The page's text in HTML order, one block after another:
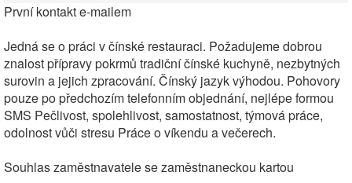
První kontakt e-mailem
Jedná se o práci v čínské restauraci. Požadujeme dobrou
znalost přípravy pokrmů tradiční čínské kuchyně, nezbytných
surovin a jejich zpracování. Čínský jazyk výhodou. Pohovory
pouze po předchozím telefonním objednání, nejlépe formou
SMS Pečlivost, spolehlivost, samostatnost, týmová práce,
odolnost vůči stresu Práce o víkendu a večerech.
Souhlas zaměstnavatele se zaměstnaneckou kartou